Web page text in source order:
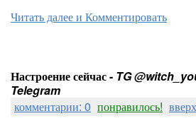
Читать далее и Комментировать
Настроение сейчас - TG
Telegram
комментарии: 0 понравилось!